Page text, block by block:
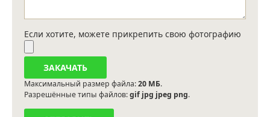
Если хотите, можете прикрепить свою фотографию
Максимальный размер файла:20 МБ.
Разрешённые типы файлов:gif jpg jpeg png.